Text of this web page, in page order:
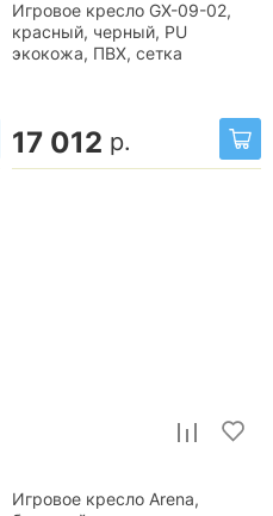
Игровое кресло GX-09-02,
красный, черный, PU
экокожа, ПВХ, сетка
17 012 р.
Игровое кресло Arena,